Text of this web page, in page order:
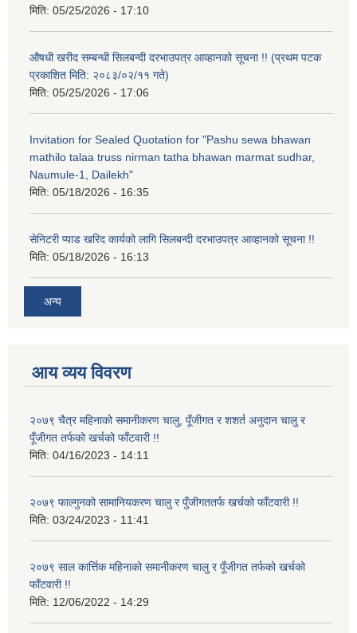
मिति: 05/25/2026 - 17:10
औषधी खरीद सम्बन्धी सिलबन्दी दरभाउपत्र आव्हानको सूचना !! (प्रथम पटक
प्रकाशित मिति: २०८३/०२/११ गते)
मिति: 05/25/2026 - 17:06
Invitation for Sealed Quotation for "Pashu sewa bhawan
mathilo talaa truss nirman tatha bhawan marmat sudhar,
Naumule-1, Dailekh"
मिति: 05/18/2026 - 16:35
सेनिटरी प्याड खरिद कार्यको लागि सिलबन्दी दरभाउपत्र आव्हानको सूचना !!
मिति: 05/18/2026 - 16:13
अन्य
आय व्यय विवरण
२०७९ चैत्र महिनाको समानीकरण चालु, पूँजीगत र शशर्त अनुदान चालु र
पूँजीगत तर्फको खर्चको फाँटवारी !!
मिति: 04/16/2023 - 14:11
२०७९ फाल्गुनको सामानियकरण चालु र पुँजीगततर्फ खर्चको फाँटवारी !!
मिति: 03/24/2023 - 11:41
२०७९ साल कार्त्तिक महिनाको समानीकरण चालु र पूँजीगत तर्फको खर्चको
फाँटवारी !!
मिति: 12/06/2022 - 14:29